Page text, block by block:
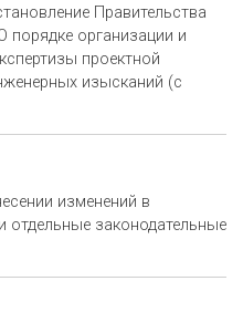
Правительства
порядке организации и
проектной
изысканий (с
изменений в
отдельные законодательные